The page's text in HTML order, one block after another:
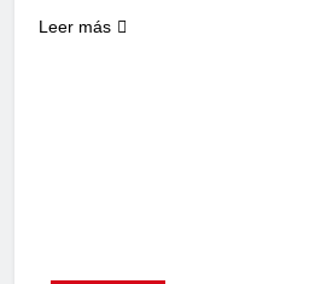
Leer más